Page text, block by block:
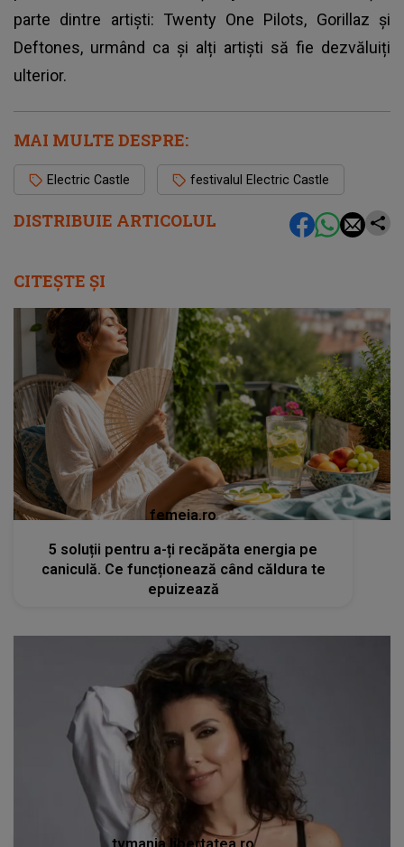
DISTRIBUIE ARTICOLUL
parte dintre artiști: Twenty One Pilots, Gorillaz și
Deftones, urmând ca și alți artiști să fie dezvăluiți
ulterior.
MAI MULTE DESPRE:
Electric Castle festivalul Electric Castle
CITEȘTE ȘI
femeia.ro
5 soluții pentru a-ți recăpăta energia pe
caniculă. Ce funcționează când căldura te
epuizează
tvmania.libertatea.ro